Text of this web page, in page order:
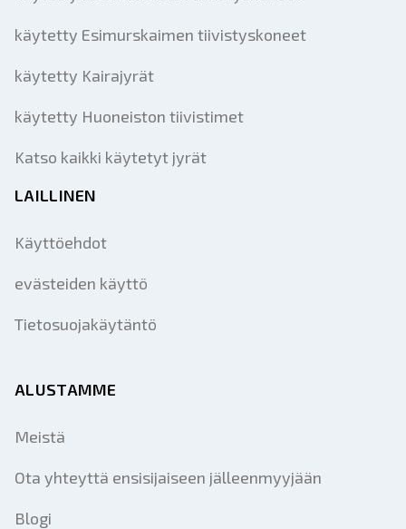
käytetty Esimurskaimen tiivistyskoneet
käytetty Kairajyrät
käytetty Huoneiston tiivistimet
Katso kaikki käytetyt jyrät
LAILLINEN
Käyttöehdot
evästeiden käyttö
Tietosuojakäytäntö
ALUSTAMME
Meistä
Ota yhteyttä ensisijaiseen jälleenmyyjään
Blogi